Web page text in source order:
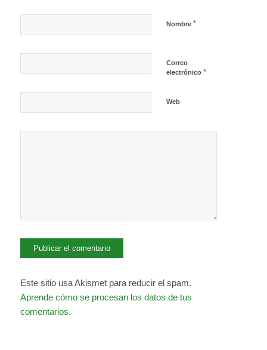
Nombre *
Correo
electrónico *
Web
Este sitio usa Akismet para reducir el spam.
Aprende cómo se procesan los datos de tus
comentarios.